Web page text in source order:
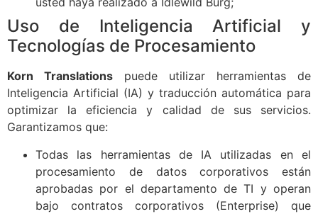
Uso de Inteligencia Artificial y
Tecnologías de Procesamiento
Korn Translations puede utilizar herramientas de
Inteligencia Artificial (IA) y traducción automática para
optimizar la eficiencia y calidad de sus servicios.
Garantizamos que:
Todas las herramientas de IA utilizadas en el
procesamiento de datos corporativos están
aprobadas por el departamento de TI y operan
bajo contratos corporativos (Enterprise) que